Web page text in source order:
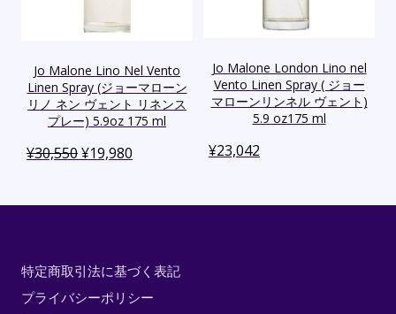
Jo Malone Lino Nel Vento
Linen Spray (ジョーマローン
リノ ネン ヴェント リネンス
プレー) 5.9oz 175 ml
¥30,550¥19,980
Jo Malone London Lino nel
Vento Linen Spray ( ジョー
マローンリンネル ヴェント)
5.9 oz175 ml
¥23,042
特定商取引法に基づく表記
プライバシーポリシー